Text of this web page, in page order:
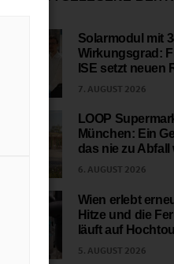
Solarmodul mit
Wirkungsgrad:
ISE setzt neuen
7. AUGUST 2026
LOOP
München: Ein
das nie zu Abfall
6. AUGUST 2026
Wien erlebt
Hitze und die
läuft auf
5. AUGUST 2026